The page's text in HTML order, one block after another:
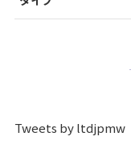
Tweets by ltdjpmw